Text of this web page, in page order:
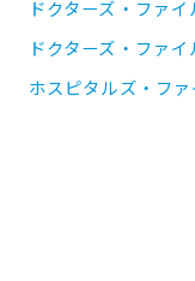
ドクターズ・ファイ
ドクターズ・ファ
ホスピタルズ・フ